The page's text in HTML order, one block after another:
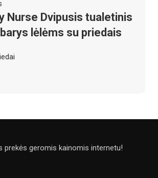
Nurse Dvipusis tualetinis
lėlėms su priedais
prekės geromis kainomis internetu!